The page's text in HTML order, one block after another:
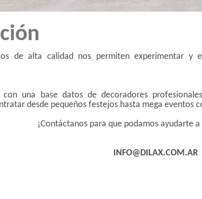
de alta calidad nos permiten experimentar y
con una base datos de decoradores
desde pequeños festejos hasta mega eventos
¡Contáctanos para que podamos ayudarte
INFO@DILAX.COM.AR